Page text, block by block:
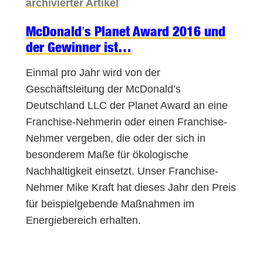
archivierter Artikel
McDonald’s Planet Award 2016 und
der Gewinner ist…
Einmal pro Jahr wird von der
Geschäftsleitung der McDonald’s
Deutschland LLC der Planet Award an eine
Franchise-Nehmerin oder einen Franchise-
Nehmer vergeben, die oder der sich in
besonderem Maße für ökologische
Nachhaltigkeit einsetzt. Unser Franchise-
Nehmer Mike Kraft hat dieses Jahr den Preis
für beispielgebende Maßnahmen im
Energiebereich erhalten.